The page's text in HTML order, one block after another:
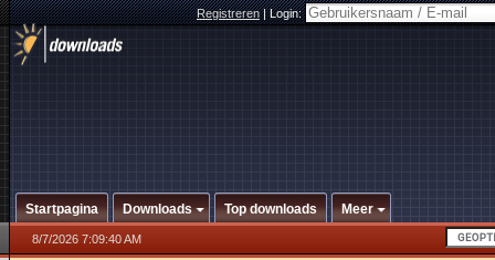
Registreren|Login:
Startpagina Downloads Top downloads Meer
8/7/2026 7:09:40 AM